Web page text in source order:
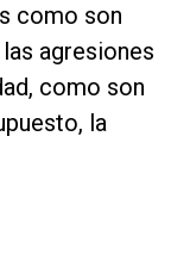
como son
agresiones
como son
la